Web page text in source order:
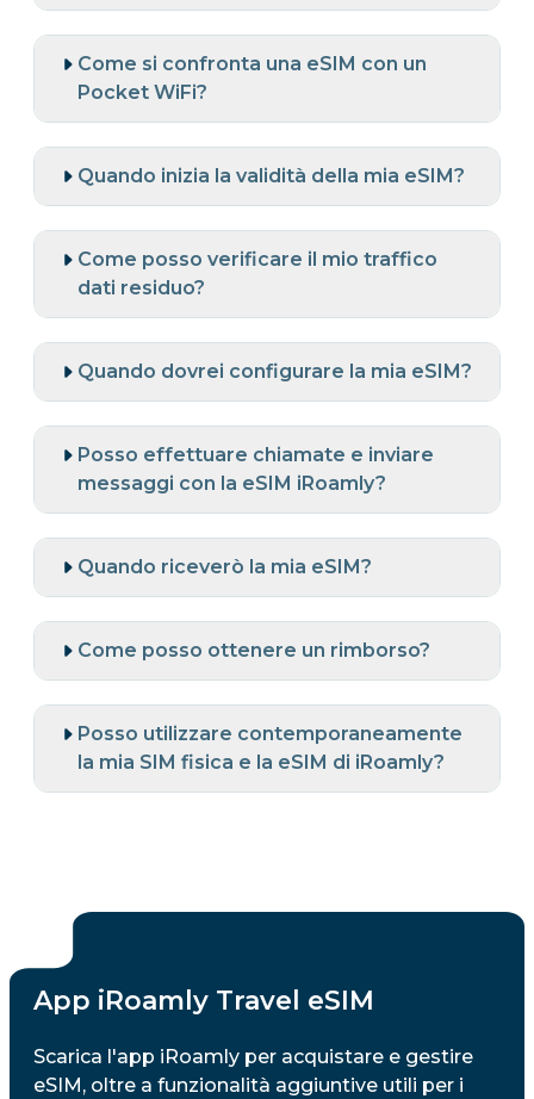
Come si confronta una eSIM con un
Pocket WiFi?
Quando inizia la validità della mia eSIM?
Come posso verificare il mio traffico
dati residuo?
Quando dovrei configurare la mia eSIM?
Posso effettuare chiamate e inviare
messaggi con la eSIM iRoamly?
Quando riceverò la mia eSIM?
Come posso ottenere un rimborso?
Posso utilizzare contemporaneamente
la mia SIM fisica e la eSIM di iRoamly?
App iRoamly Travel eSIM
Scarica l'app iRoamly per acquistare e gestire
eSIM, oltre a funzionalità aggiuntive utili per i